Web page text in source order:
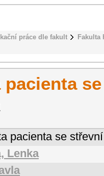
práce dle fakult
pacienta
pacienta se
Lenka